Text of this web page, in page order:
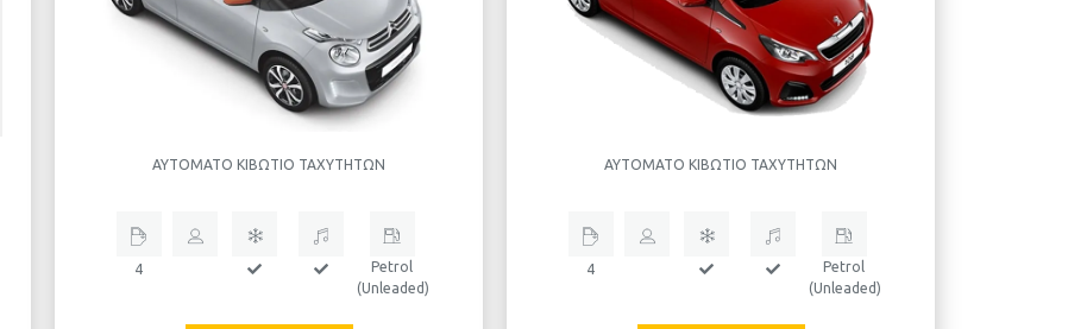
ΑΥΤΌΜΑΤΟ ΚΙΒΏΤΙΟ ΤΑΧΥΤΉΤΩΝ
4
Petrol
(Unleaded)
ΑΥΤΌΜΑΤΟ ΚΙΒΏΤΙΟ ΤΑΧΥΤΉΤΩΝ
4
Petrol
(Unleaded)